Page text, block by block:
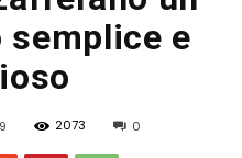
e
2073 0